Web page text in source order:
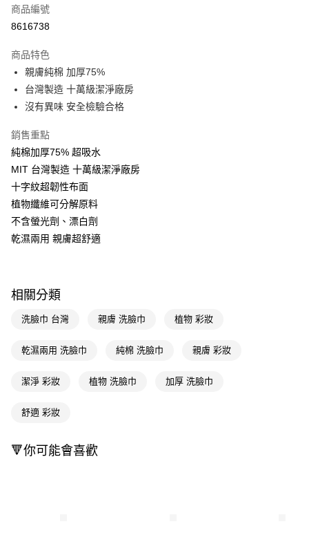
信用卡一次付款
Apple Pay
街口支付
Google Pay
AFTEE先享後付
相關說明
【關於「AFTEE先享後付」】
AFTEE先享後付是「在收到商品之後才付款」的支付方式。 讓您購物簡單
便利好安心！
１．簡單：不需註冊會員、不需綁卡、不需儲值。
【「AFTEE先享後付」結帳流程】
１．於結帳方式選擇「AFTEE先享後付」後，將跳轉至「AFTEE先享後付」
結帳頁面，進行簡訊認證並確認金額後，即可完成結帳。
ATM／網路銀行／等多元方式進行付款，方視為交易完成。
購買商品的店家。未經商家同意取消之訂單仍視為有效，需透過AFTEE先享
是否繳費成功／繳費後需取消欲退款等相關疑問，請聯繫「AFTEE先享後付
【注意事項】
運送方式
宅配(廠商直送🚚)
宅配(離島廠商直送🚚)
商品編號
8616738
商品特色
親膚純棉 加厚75%
台灣製造 十萬級潔淨廠房
沒有異味 安全檢驗合格
銷售重點
純棉加厚75% 超吸水
MIT 台灣製造 十萬級潔淨廠房
十字紋超韌性布面
植物纖維可分解原料
不含螢光劑、漂白劑
乾濕兩用 親膚超舒適
相關分類
洗臉巾 台灣 親膚 洗臉巾 植物 彩妝
乾濕兩用 洗臉巾 純棉 洗臉巾 親膚 彩妝
潔淨 彩妝 植物 洗臉巾 加厚 洗臉巾
舒適 彩妝
🔻你可能會喜歡